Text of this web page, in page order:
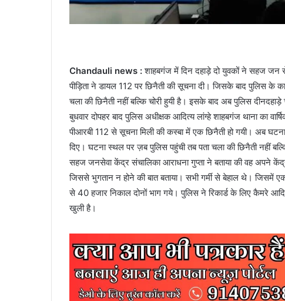
Chandauli news :शाहबगंज में दिन दहाड़े दो युवकों ने सहज जन
पीड़िता ने डायल 112 पर छिनैती की सूचना दी। जिसके बाद पुलिस के
चला की छिनैती नहीं बल्कि चोरी हुयी है। इसके बाद अब पुलिस
बुधवार दोपहर बाद पुलिस अधीक्षक आदित्य लांग्हे शाहबगंज थाना का
पीआरबी 112 से सूचना मिली की कस्बा में एक छिनैती हो गयी। अब घटना
दिए। घटना स्थल पर ज़ब पुलिस पहुंची तब पता चला की छिनैती नहीं
सहज जनसेवा केंद्र संचालिका आराधना गुप्ता ने बताया की वह अपने
जिससे भुगतान न होने की बात बताया। सभी गर्मी से बेहाल थे। जिसमें
से 40 हजार निकाल दोनों भाग गये। पुलिस ने रिकार्ड के लिए कैमरे
खुली है।